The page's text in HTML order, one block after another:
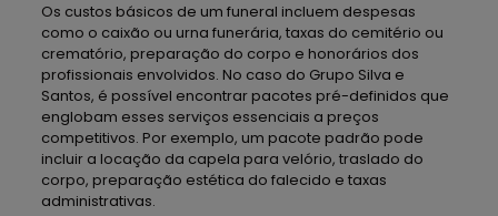
Os custos básicos de um funeral incluem despesas
como o caixão ou urna funerária, taxas do cemitério ou
crematório, preparação do corpo e honorários dos
profissionais envolvidos. No caso do Grupo Silva e
Santos, é possível encontrar pacotes pré-definidos que
englobam esses serviços essenciais a preços
competitivos. Por exemplo, um pacote padrão pode
incluir a locação da capela para velório, traslado do
corpo, preparação estética do falecido e taxas
administrativas.